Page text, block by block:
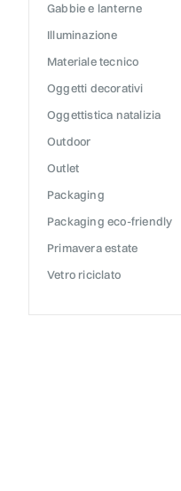
gabbie e lanterne
illuminazione
materiale tecnico
oggetti decorativi
oggettistica natalizia
outdoor
outlet
packaging
packaging eco-friendly
primavera estate
vetro riciclato